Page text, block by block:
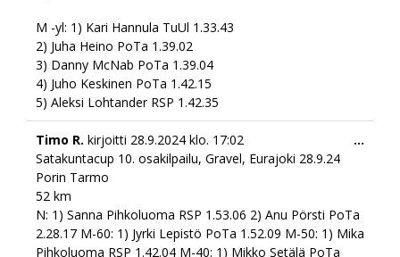
M -yl: 1) Kari Hannula TuUl 1.33.43
2) Juha Heino PoTa 1.39.02
3) Danny McNab PoTa 1.39.04
4) Juho Keskinen PoTa 1.42.15
5) Aleksi Lohtander RSP 1.42.35
Timo R. kirjoitti 28.9.2024 klo. 17:02
Satakuntacup 10. osakilpailu, Gravel, Eurajoki 28.9.24
Porin Tarmo
52 km
N: 1) Sanna Pihkoluoma RSP 1.53.06 2) Anu Pörsti PoTa
2.28.17 M-60: 1) Jyrki Lepistö PoTa 1.52.09 M-50: 1) Mika
Pihkoluoma RSP 1.42.04 M-40: 1) Mikko Setälä PoTa
...